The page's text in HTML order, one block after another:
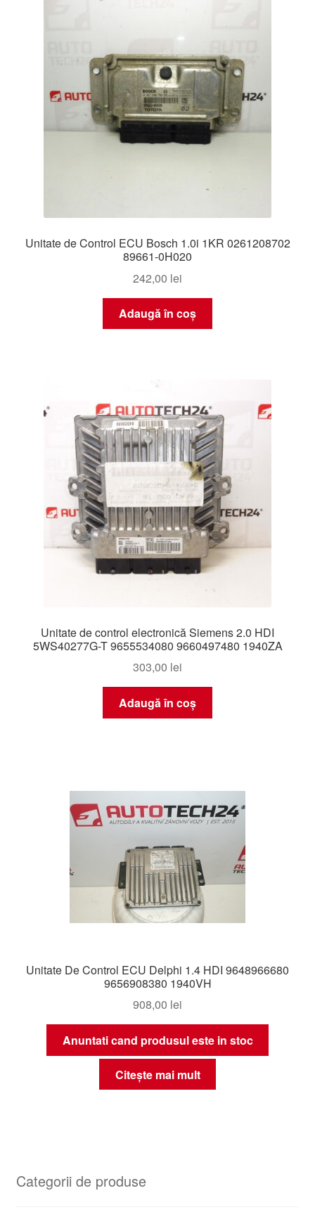
Unitate de Control ECU Bosch 1.0i 1KR 0261208702
89661-0H020
242,00 lei
Adaugă în coș
Unitate de control electronică Siemens 2.0 HDI
5WS40277G-T 9655534080 9660497480 1940ZA
303,00 lei
Adaugă în coș
Unitate De Control ECU Delphi 1.4 HDI 9648966680
9656908380 1940VH
908,00 lei
Anuntati cand produsul este in stoc
Citește mai mult
Categorii de produse